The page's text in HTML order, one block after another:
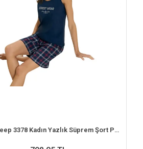
Over Sleep 3378 Kadın Yazlık Süprem Şort Pijama Takım (M-L-XL-XXL)